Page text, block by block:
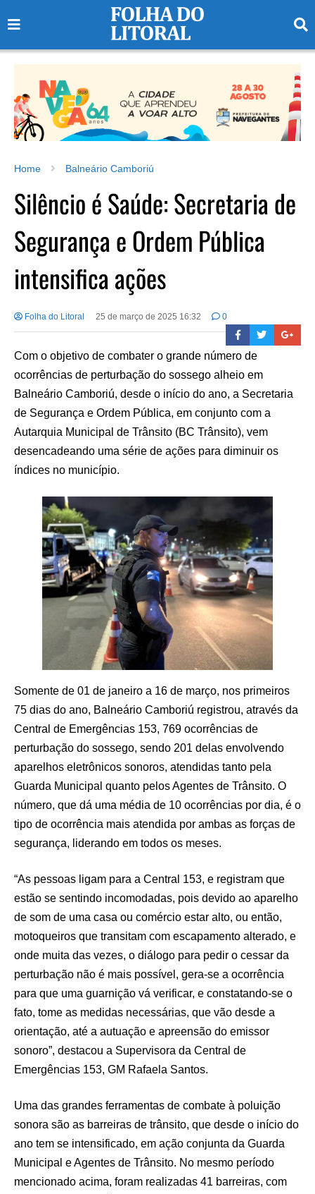
Home Balneário Camboriú
Silêncio é Saúde: Secretaria de
Segurança e Ordem Pública
intensifica ações
Folha do Litoral 25 de março de 2025 16:32 0
Com o objetivo de combater o grande número de
ocorrências de perturbação do sossego alheio em
Balneário Camboriú, desde o início do ano, a Secretaria
de Segurança e Ordem Pública, em conjunto com a
Autarquia Municipal de Trânsito (BC Trânsito), vem
desencadeando uma série de ações para diminuir os
índices no município.
Somente de 01 de janeiro a 16 de março, nos primeiros
75 dias do ano, Balneário Camboriú registrou, através da
Central de Emergências 153, 769 ocorrências de
perturbação do sossego, sendo 201 delas envolvendo
aparelhos eletrônicos sonoros, atendidas tanto pela
Guarda Municipal quanto pelos Agentes de Trânsito. O
número, que dá uma média de 10 ocorrências por dia, é o
tipo de ocorrência mais atendida por ambas as forças de
segurança, liderando em todos os meses.
“As pessoas ligam para a Central 153, e registram que
estão se sentindo incomodadas, pois devido ao aparelho
de som de uma casa ou comércio estar alto, ou então,
motoqueiros que transitam com escapamento alterado, e
onde muita das vezes, o diálogo para pedir o cessar da
perturbação não é mais possível, gera-se a ocorrência
para que uma guarnição vá verificar, e constatando-se o
fato, tome as medidas necessárias, que vão desde a
orientação, até a autuação e apreensão do emissor
sonoro”, destacou a Supervisora da Central de
Emergências 153, GM Rafaela Santos.
Uma das grandes ferramentas de combate à poluição
sonora são as barreiras de trânsito, que desde o início do
ano tem se intensificado, em ação conjunta da Guarda
Municipal e Agentes de Trânsito. No mesmo período
mencionado acima, foram realizadas 41 barreiras, com